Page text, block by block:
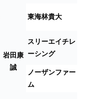
東海林貴大
岩田康
誠
スリーエイチレ
ーシング
ノーザンファー
ム